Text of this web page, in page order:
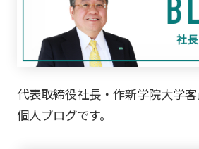
代表取締役社長・作新学院大学
個人ブログです。